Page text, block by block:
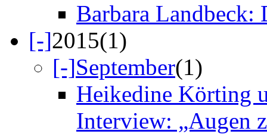
Barbara Landbeck:
[-]2015(1)
[-]September(1)
Heikedine Körting
Interview: „Augen